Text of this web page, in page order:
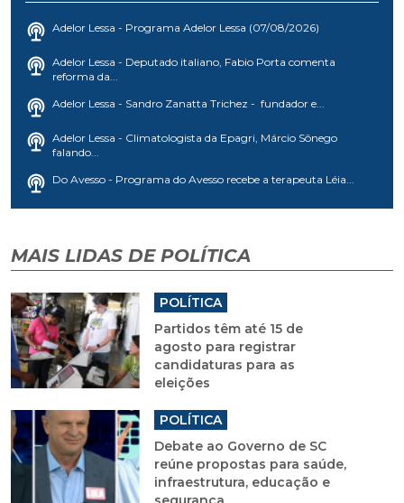
Adelor Lessa - Programa Adelor Lessa (07/08/2026)
Adelor Lessa - Deputado italiano, Fabio Porta comenta
reforma da...
Adelor Lessa - Sandro Zanatta Trichez - fundador e...
Adelor Lessa - Climatologista da Epagri, Márcio Sônego
falando...
Do Avesso - Programa do Avesso recebe a terapeuta Léia...
MAIS LIDAS DE POLÍTICA
POLÍTICA
Partidos têm até 15 de
agosto para registrar
candidaturas para as
eleições
POLÍTICA
Debate ao Governo de SC
reúne propostas para saúde,
infraestrutura, educação e